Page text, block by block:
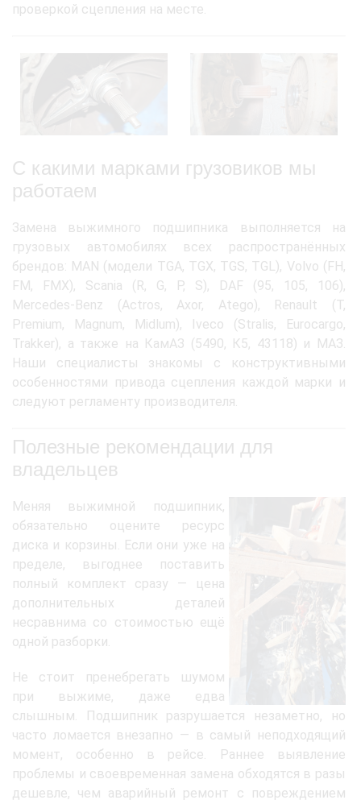
проверкой сцепления на месте.
С какими марками грузовиков мы
работаем
Замена выжимного подшипника выполняется на
грузовых автомобилях всех распространённых
брендов: MAN (модели TGA, TGX, TGS, TGL), Volvo (FH,
FM, FMX), Scania (R, G, P, S), DAF (95, 105, 106),
Mercedes-Benz (Actros, Axor, Atego), Renault (T,
Premium, Magnum, Midlum), Iveco (Stralis, Eurocargo,
Trakker), а также на КамАЗ (5490, К5, 43118) и МАЗ.
Наши специалисты знакомы с конструктивными
особенностями привода сцепления каждой марки и
следуют регламенту производителя.
Полезные рекомендации для
владельцев
Меняя выжимной подшипник,
обязательно оцените ресурс
диска и корзины. Если они уже на
пределе, выгоднее поставить
полный комплект сразу — цена
дополнительных деталей
несравнима со стоимостью ещё
одной разборки.
Не стоит пренебрегать шумом
при выжиме, даже едва
слышным. Подшипник разрушается незаметно, но
часто ломается внезапно — в самый неподходящий
момент, особенно в рейсе. Раннее выявление
проблемы и своевременная замена обходятся в разы
дешевле, чем аварийный ремонт с повреждением